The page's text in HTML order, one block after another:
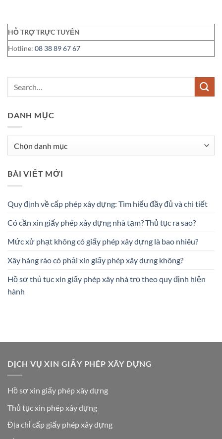
HỖ TRỢ TRỰC TUYẾN
Hotline: 08 38 89 67 67
DANH MỤC
BÀI VIẾT MỚI
Quy định về cấp phép xây dựng: Tìm hiểu đầy đủ và chi tiết
Có cần xin giấy phép xây dựng nhà tạm? Thủ tục ra sao?
Mức xử phạt không có giấy phép xây dựng là bao nhiêu?
Xây hàng rào có phải xin giấy phép xây dựng không?
Hồ sơ thủ tục xin giấy phép xây nhà trọ theo quy định hiện
hành
DỊCH VỤ XIN GIẤY PHÉP XÂY DỰNG
Hồ sơ xin giấy phép xây dựng
Thủ tục xin phép xây dựng
Địa chỉ cấp giấy phép xây dựng